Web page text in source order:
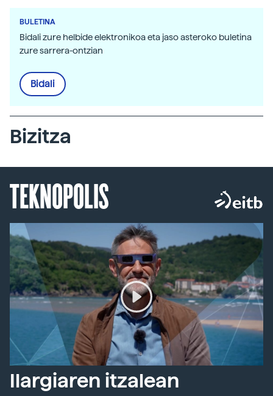
BULETINA
Bidali zure helbide elektronikoa eta jaso asteroko buletina
zure sarrera-ontzian
Bidali
Bizitza
TEKNOPOLIS
Ilargiaren itzalean